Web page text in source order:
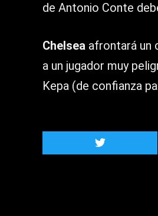
de Antonio Conte
Chelsea afrontará un
a un jugador muy
Kepa (de confianza